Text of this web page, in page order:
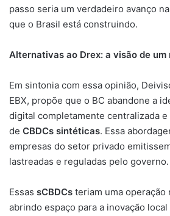
passo seria um verdadeiro avanço
que o Brasil está construindo.
Alternativas ao Drex: a visão de um
Em sintonia com essa opinião,
EBX, propõe que o BC abandone a
digital completamente centralizada
de CBDCs sintéticas. Essa
empresas do setor privado
lastreadas e reguladas pelo governo.
Essas sCBDCs teriam uma operação
abrindo espaço para a inovação